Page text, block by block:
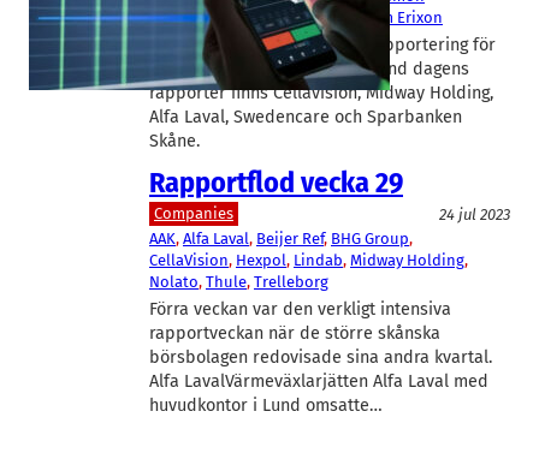
Østergaard
Sverker Lindberg , Tom Erixon
Säsongen för börsbolagens rapportering för
årets tredje kvartal är här. Bland dagens
rapporter finns Cellavision, Midway Holding,
Alfa Laval, Swedencare och Sparbanken
Skåne.
Rapportflod vecka 29
Companies
24 jul 2023
AAK, Alfa Laval, Beijer Ref, BHG Group
CellaVision, Hexpol, Lindab, Midway Holding
Nolato, Thule, Trelleborg
Förra veckan var den verkligt intensiva
rapportveckan när de större skånska
börsbolagen redovisade sina andra kvartal.
Alfa LavalVärmeväxlarjätten Alfa Laval med
huvudkontor i Lund omsatte…